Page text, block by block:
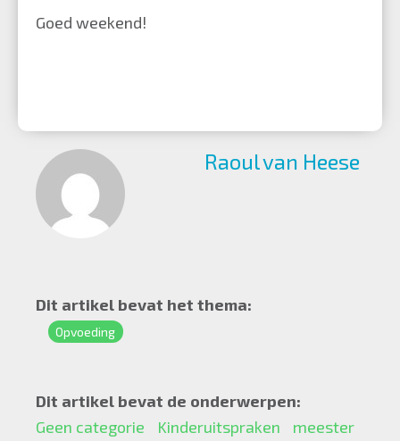
Goed weekend!
Raoul van Heese
Dit artikel bevat het thema:
Opvoeding
Dit artikel bevat de onderwerpen:
Geen categorie
Kinderuitspraken
meester